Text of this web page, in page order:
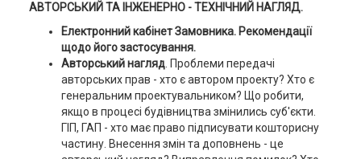
АВТОРСЬКИЙ ТА ІНЖЕНЕРНО - ТЕХНІЧНИЙ НАГЛЯД.
Електронний кабінет Замовника. Рекомендації
щодо його застосування.
Авторський нагляд. Проблеми передачі
авторських прав - хто є автором проекту? Хто є
генеральним проектувальником? Що робити,
якщо в процесі будівництва змінились суб'єкти.
ГІП, ГАП - хто має право підписувати кошторисну
частину. Внесення змін та доповнень - це